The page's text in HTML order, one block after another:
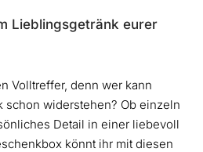
Lieblingsgetränk eurer
Volltreffer, denn wer kann
schon widerstehen? Ob einzeln
Detail in einer liebevoll
könnt ihr mit diesen